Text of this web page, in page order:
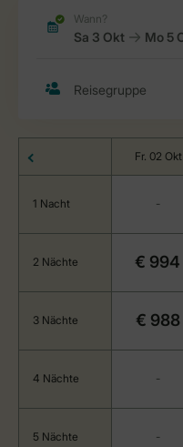
Fr. 02 Okt
1 Nacht -
2 Nächte € 994
3 Nächte € 988
4 Nächte -
5 Nächte -